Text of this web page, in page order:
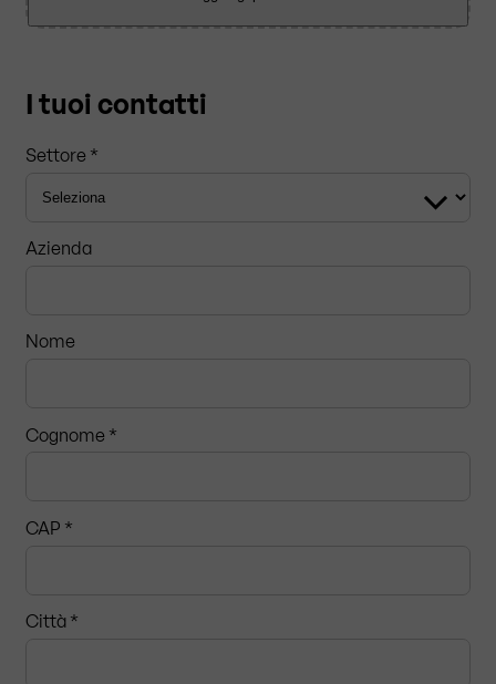
I tuoi contatti
Settore *
Azienda
Nome
Cognome *
CAP *
Città *